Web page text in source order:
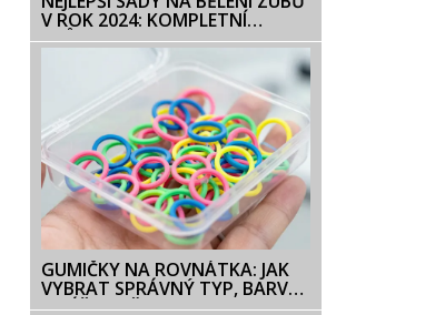
V ROK 2024: KOMPLETNÍ
PRŮVODCE A RECENZE
GUMIČKY NA ROVNÁTKA: JAK
VYBRAT SPRÁVNÝ TYP, BARVU
A PÉČI O NĚ